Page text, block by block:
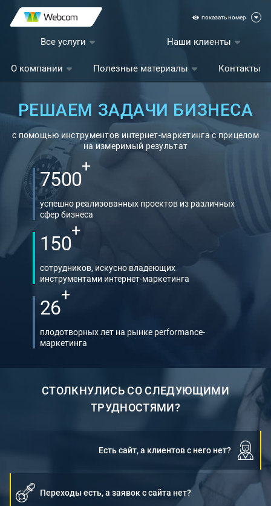
показать номер
Все услуги Наши клиенты
О компании Полезные материалы Контакты
РЕШАЕМ ЗАДАЧИ БИЗНЕСА
с помощью инструментов интернет-маркетинга с прицелом
на измеримый результат
7500
+
успешно реализованных проектов из различных
сфер бизнеса
150
+
сотрудников, искусно владеющих
инструментами интернет-маркетинга
26
+
плодотворных лет на рынке performance-
маркетинга
СТОЛКНУЛИСЬ СО СЛЕДУЮЩИМИ
ТРУДНОСТЯМИ?
Есть сайт, а клиентов с него нет?
Переходы есть, а заявок с сайта нет?